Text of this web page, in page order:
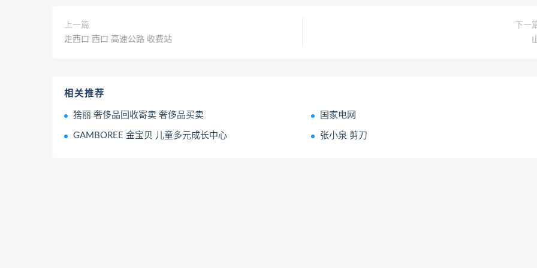
上一篇
走西口 西口 高速公路 收费站
下一
相关推荐
猞丽 奢侈品回收寄卖 奢侈品买卖 国家电网
GAMBOREE 金宝贝 儿童多元成长中心 张小泉 剪刀